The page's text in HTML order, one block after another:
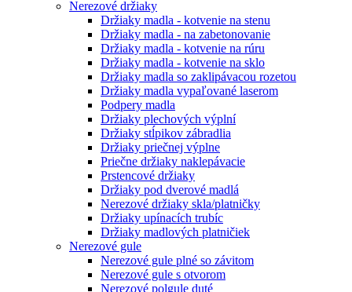
Nerezové držiaky
Držiaky madla - kotvenie na stenu
Držiaky madla - na zabetonovanie
Držiaky madla - kotvenie na rúru
Držiaky madla - kotvenie na sklo
Držiaky madla so zaklipávacou rozetou
Držiaky madla vypaľované laserom
Podpery madla
Držiaky plechových výplní
Držiaky stĺpikov zábradlia
Držiaky priečnej výplne
Priečne držiaky naklepávacie
Prstencové držiaky
Držiaky pod dverové madlá
Nerezové držiaky skla/platničky
Držiaky upínacích trubíc
Držiaky madlových platničiek
Nerezové gule
Nerezové gule plné so závitom
Nerezové gule s otvorom
Nerezové polgule duté